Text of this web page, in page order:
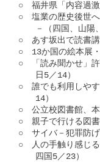
○　福井県「内容過
○　塩業の歴史後世
－（四国、山陽、
○　あす坂出で読書
○　13か国の絵本展
○　「読み聞かせ」
日5／14）
○　誰でも利用しや
14）
○　公立校図書館、
○　親子で行ける図
○　サイバ－犯罪防
○　人の手触り感じ
四国5／23）